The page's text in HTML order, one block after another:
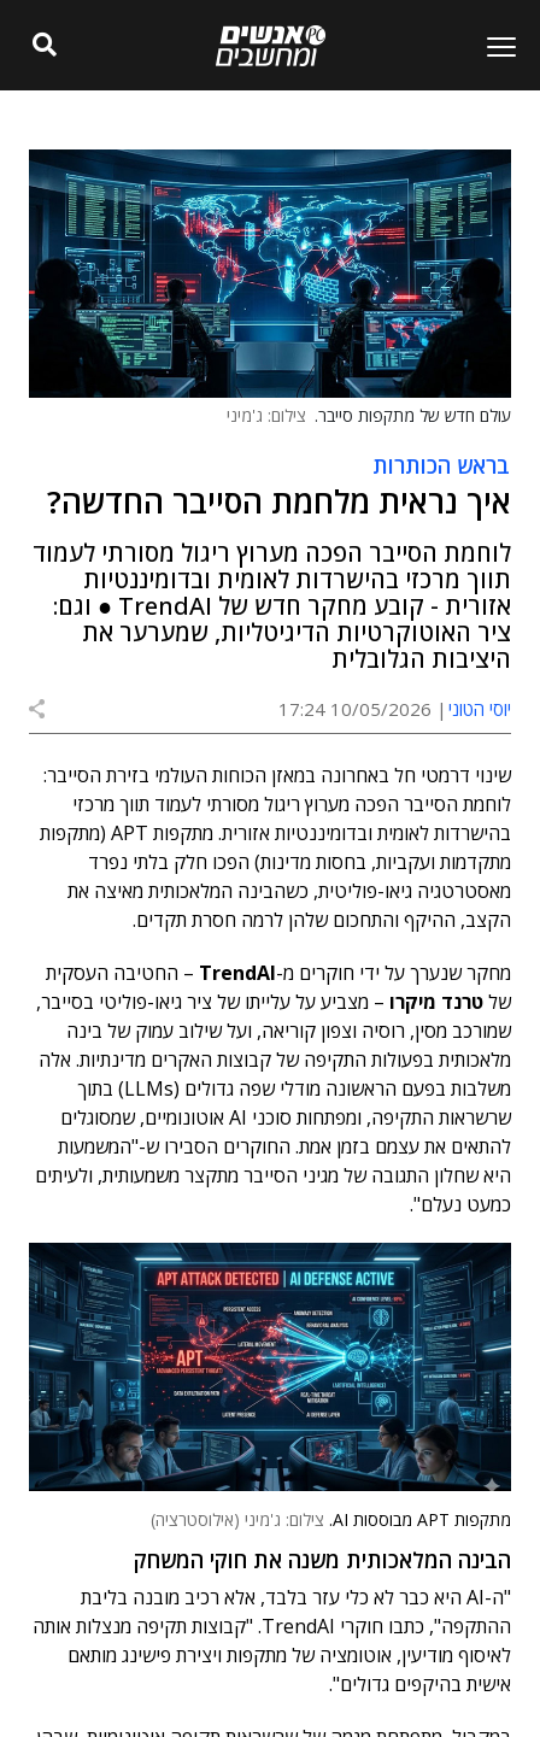
עולם חדש של מתקפות סייבר. צילום: ג'מיני
בראש הכותרות
איך נראית מלחמת הסייבר החדשה?
לוחמת הסייבר הפכה מערוץ ריגול מסורתי לעמוד
תווך מרכזי בהישרדות לאומית ובדומיננטיות
אזורית - קובע מחקר חדש של TrendAI ● וגם:
ציר האוטוקרטיות הדיגיטליות, שמערער את
היציבות הגלובלית
יוסי הטוני 10/05/2026 17:24
שינוי דרמטי חל באחרונה במאזן הכוחות העולמי בזירת הסייבר:
לוחמת הסייבר הפכה מערוץ ריגול מסורתי לעמוד תווך מרכזי
בהישרדות לאומית ובדומיננטיות אזורית. מתקפות APT (מתקפות
מתקדמות ועקביות, בחסות מדינות) הפכו חלק בלתי נפרד
מאסטרטגיה גיאו-פוליטית, כשהבינה המלאכותית מאיצה את
הקצב, ההיקף והתחכום שלהן לרמה חסרת תקדים.
מחקר שנערך על ידי חוקרים מ-TrendAI – החטיבה העסקית
שלטרנד מיקרו – מצביע על עלייתו של ציר גיאו-פוליטי בסייבר,
שמורכב מסין, רוסיה וצפון קוריאה, ועל שילוב עמוק של בינה
מלאכותית בפעולות התקיפה של קבוצות האקרים מדינתיות. אלה
משלבות בפעם הראשונה מודלי שפה גדולים (LLMs) בתוך
שרשראות התקיפה, ומפתחות סוכני AI אוטונומיים, שמסוגלים
להתאים את עצמם בזמן אמת. החוקרים הסבירו ש-"המשמעות
היא שחלון התגובה של מגיני הסייבר מתקצר משמעותית, ולעיתים
כמעט נעלם".
מתקפות APT מבוססות AI. צילום: ג'מיני (אילוסטרציה)
הבינה המלאכותית משנה את חוקי המשחק
"ה-AI היא כבר לא כלי עזר בלבד, אלא רכיב מובנה בליבת
ההתקפה", כתבו חוקרי TrendAI. "קבוצות תקיפה מנצלות אותה
לאיסוף מודיעין, אוטומציה של מתקפות ויצירת פישינג מותאם
אישית בהיקפים גדולים".